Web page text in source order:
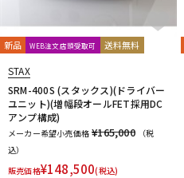
新品 WEB注文店頭受取可 送料無料
STAX
SRM-400S (スタックス)(ドライバー
ユニット)(増幅段オールFET採用DC
アンプ構成)
メーカー希望小売価格 ¥165,000
（税
込）
販売価格¥148,500(税込)